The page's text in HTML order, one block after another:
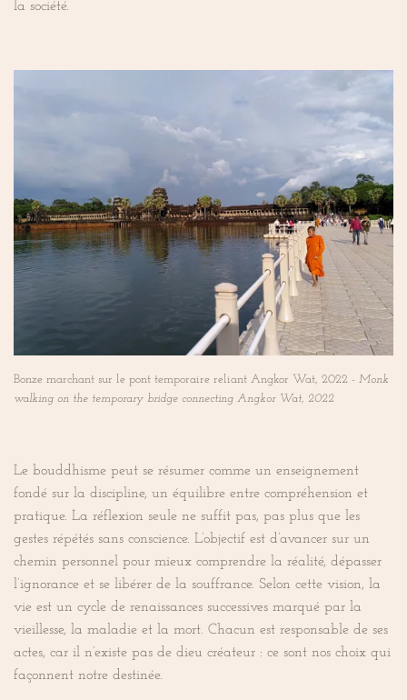
la société.
Bonze marchant sur le pont temporaire reliant Angkor Wat, 2022 - Monk
walking on the temporary bridge connecting Angkor Wat, 2022
Le bouddhisme peut se résumer comme un enseignement
fondé sur la discipline, un équilibre entre compréhension et
pratique. La réflexion seule ne suffit pas, pas plus que les
gestes répétés sans conscience. L’objectif est d’avancer sur un
chemin personnel pour mieux comprendre la réalité, dépasser
l’ignorance et se libérer de la souffrance. Selon cette vision, la
vie est un cycle de renaissances successives marqué par la
vieillesse, la maladie et la mort. Chacun est responsable de ses
actes, car il n’existe pas de dieu créateur : ce sont nos choix qui
façonnent notre destinée.